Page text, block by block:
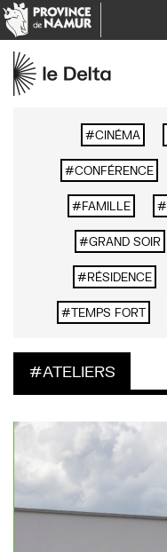
CINÉMA
CONFÉRENCE
FAMILLE
GRAND SOIR
RÉSIDENCE
TEMPS FORT
ATELIERS